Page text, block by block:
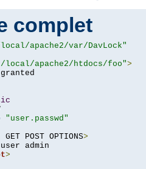
complet
apache2/var/DavLock"
local/apache2/htdocs/foo">
"user.passwd"
GET POST OPTIONS>
user admin
>